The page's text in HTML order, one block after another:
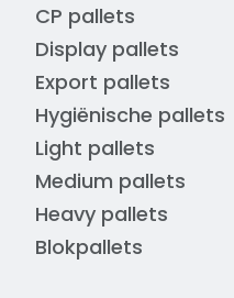
CP pallets
Display pallets
Export pallets
Hygiënische pallets
Light pallets
Medium pallets
Heavy pallets
Blokpallets